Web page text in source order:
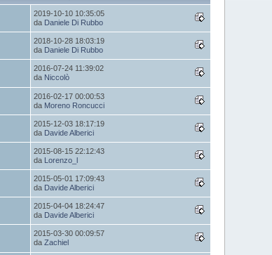
2019-10-10 10:35:05
da Daniele Di Rubbo
2018-10-28 18:03:19
da Daniele Di Rubbo
2016-07-24 11:39:02
da Niccolò
2016-02-17 00:00:53
da Moreno Roncucci
2015-12-03 18:17:19
da Davide Alberici
2015-08-15 22:12:43
da Lorenzo_l
2015-05-01 17:09:43
da Davide Alberici
2015-04-04 18:24:47
da Davide Alberici
2015-03-30 00:09:57
daZachiel